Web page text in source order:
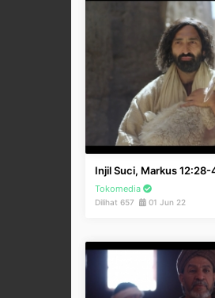
Injil Suci, Markus
Tokomedia
Dilihat 657 01 Jun 22